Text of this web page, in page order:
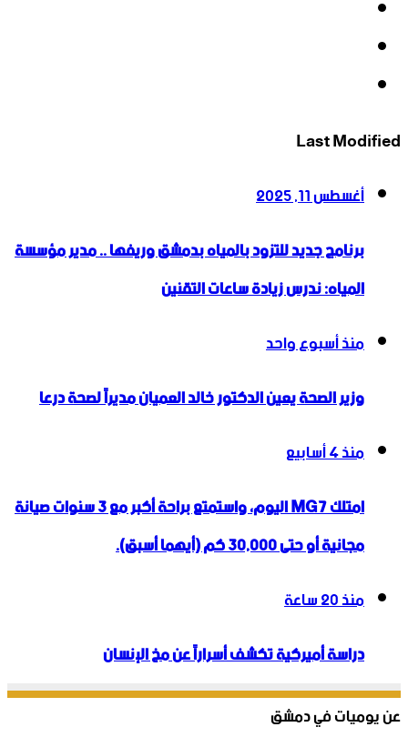
Last Modified
أغسطس 11, 2025
برنامج جديد للتزود بالمياه بدمشق وريفها .. مدير مؤسسة
المياه: ندرس زيادة ساعات التقنين
منذ أسبوع واحد
وزير الصحة يعين الدكتور خالد العميان مديراً لصحة درعا
منذ 4 أسابيع
امتلك MG7 اليوم، واستمتع براحة أكبر مع 3 سنوات صيانة
مجانية أو حتى 30,000 كم (أيهما أسبق).
منذ 20 ساعة
دراسة أميركية تكشف أسراراً عن مخ الإنسان
عن يوميات في دمشق